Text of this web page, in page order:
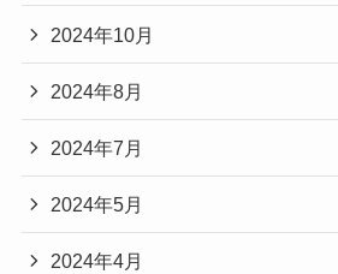
2024年10月
2024年8月
2024年7月
2024年5月
2024年4月